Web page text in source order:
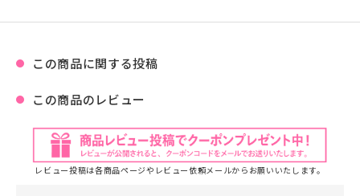
この商品に関する投稿
この商品のレビュー
レビュー投稿は各商品ページやレビュー依頼メールからお願いいたします。